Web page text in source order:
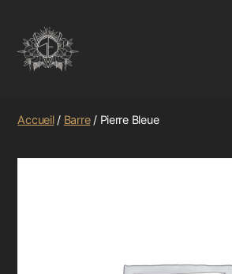
Accueil/ Barre/ Pierre Bleue